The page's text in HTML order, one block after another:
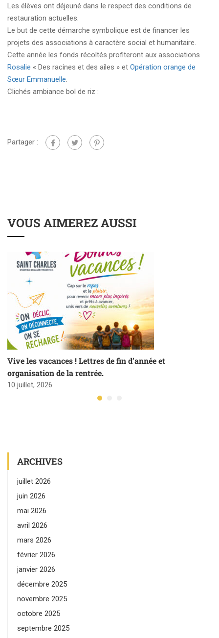
Les élèves ont déjeuné dans le respect des conditions de
restauration actuelles.
Le but de cette démarche symbolique est de financer les
projets des associations à caractère social et humanitaire.
Cette année les fonds récoltés profiteront aux associations
Rosalie « Des racines et des ailes » et Opération orange de
Sœur Emmanuelle.
Clichés ambiance bol de riz :
Partager :
VOUS AIMEREZ AUSSI
Vive les vacances ! Lettres de fin d’année et
organisation de la rentrée.
10 juillet, 2026
ARCHIVES
juillet 2026
juin 2026
mai 2026
avril 2026
mars 2026
février 2026
janvier 2026
décembre 2025
novembre 2025
octobre 2025
septembre 2025